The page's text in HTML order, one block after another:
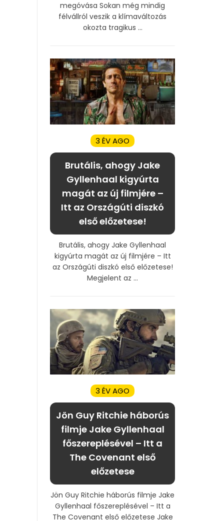
megóvása Sokan még mindig
félvállról veszik a klímaváltozás
okozta tragikus ...
3 ÉV AGO
Brutális, ahogy Jake
Gyllenhaal kigyúrta
magát az új filmjére –
Itt az Országúti diszkó
első előzetese!
Brutális, ahogy Jake Gyllenhaal
kigyúrta magát az új filmjére – Itt
az Országúti diszkó első előzetese!
Megjelent az ...
3 ÉV AGO
Jön Guy Ritchie háborús
filmje Jake Gyllenhaal
főszereplésével – Itt a
The Covenant első
előzetese
Jön Guy Ritchie háborús filmje Jake
Gyllenhaal főszereplésével – Itt a
The Covenant első előzetese Jake